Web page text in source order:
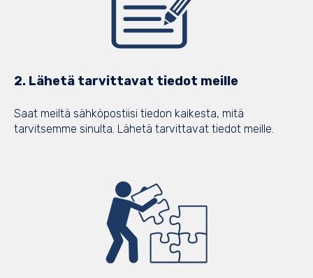
2. Lähetä tarvittavat tiedot meille
Saat meiltä sähköpostiisi tiedon kaikesta, mitä
tarvitsemme sinulta. Lähetä tarvittavat tiedot meille.